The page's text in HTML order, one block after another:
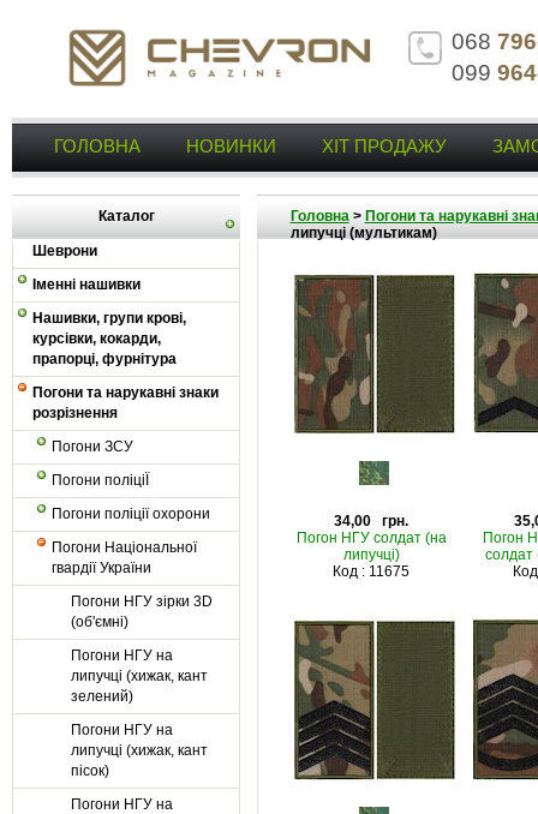
068
099
ГОЛОВНА НОВИНКИ ХІТ ПРОДАЖУ
Каталог
Шеврони
Іменні нашивки
Нашивки, групи крові,
курсівки, кокарди,
прапорці, фурнітура
Погони та нарукавні знаки
розрізнення
Погони ЗСУ
Погони поліціЇ
Погони поліції охорони
Погони Національної
гвардії України
Погони НГУ зірки 3D
(об'ємні)
Погони НГУ на
липучці (хижак, кант
зелений)
Погони НГУ на
липучці (хижак, кант
пісок)
Погони НГУ на
Головна> Погони та нарукавні
липучці (мультикам)
34,00 грн.
Погон НГУ солдат (на
липучці)
Код : 11675
Погон
солдат